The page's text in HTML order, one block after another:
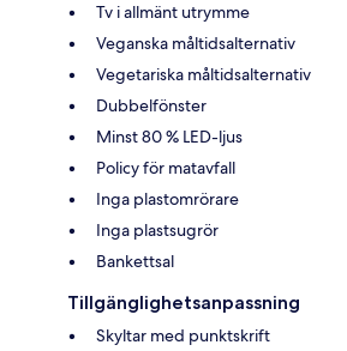
Tv i allmänt utrymme
Veganska måltidsalternativ
Vegetariska måltidsalternativ
Dubbelfönster
Minst 80 % LED-ljus
Policy för matavfall
Inga plastomrörare
Inga plastsugrör
Bankettsal
Tillgänglighetsanpassning
Skyltar med punktskrift